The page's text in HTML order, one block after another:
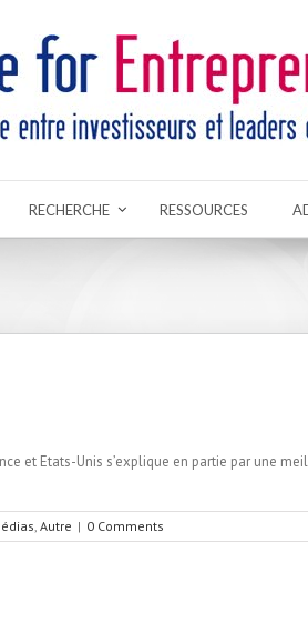
RECHERCHE RESSOURCES
et Etats-Unis s’explique en partie par une
Autre | 0 Comments